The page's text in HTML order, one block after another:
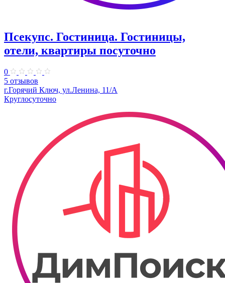
Псекупс. Гостиница. Гостиницы,
отели, квартиры посуточно
0
5 отзывов
г.Горячий Ключ, ул.Ленина, 11/А
Круглосуточно